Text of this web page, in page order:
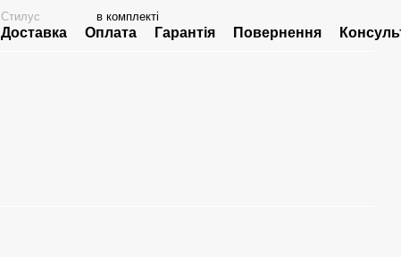
Стилус
в комплекті
Доставка Оплата Гарантія Повернення